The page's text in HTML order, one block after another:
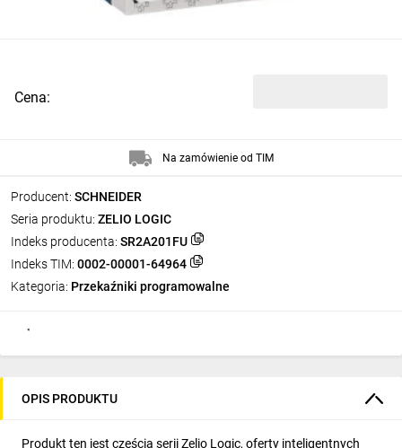
Producent: SCHNEIDER
Seria produktu: ZELIO LOGIC
Indeks producenta: SR2A201FU
Indeks TIM: 0002-00001-64964
Kategoria: Przekaźniki programowalne
Cena:
Na zamówienie od TIM
OPIS PRODUKTU
Produkt ten jest częścią serii Zelio Logic, oferty inteligentnych